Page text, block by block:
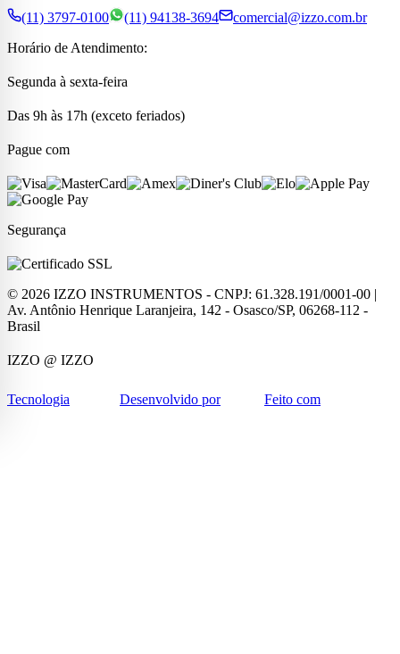
(11) 3797-0100 (11) 94138-3694
comercial@izzo.com.br
Horário de Atendimento:
Segunda à sexta-feira
Das 9h às 17h (exceto feriados)
Pague com
Segurança
© 2026 IZZO INSTRUMENTOS - CNPJ: 61.328.191/0001-00 |
Av. Antônio Henrique Laranjeira, 142 - Osasco/SP, 06268-112 -
Brasil
IZZO @ IZZO
Tecnologia Desenvolvido por Feito com